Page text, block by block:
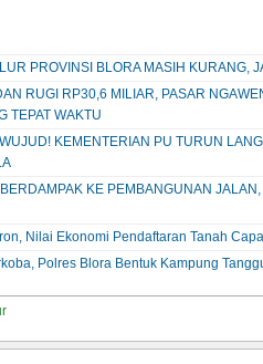
PROVINSI BLORA MASIH KURANG,
RUGI RP30,6 MILIAR, PASAR
TEPAT WAKTU
KEMENTERIAN PU TURUN
KE PEMBANGUNAN
Nilai Ekonomi Pendaftaran Tanah
Polres Blora Bentuk Kampung